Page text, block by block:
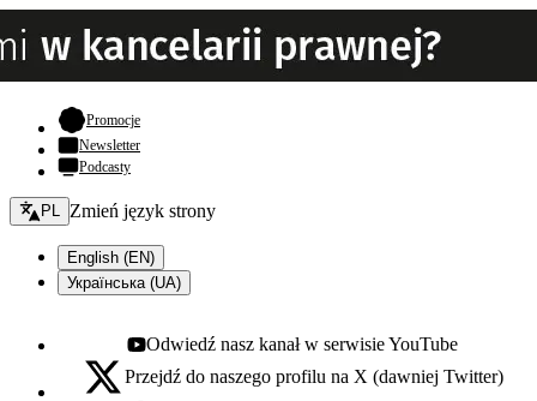
Promocje- otwiera się w nowej karcie
Newsletter
Podcasty
Zmień język - bieżący:
PL Zmień język strony
English (EN)
Українська (UA)
Youtube - otwiera się w nowej karcie
Odwiedź nasz kanał w serwisie YouTube
X - otwiera się w nowej karcie
Przejdź do naszego profilu na X (dawniej Twitter)